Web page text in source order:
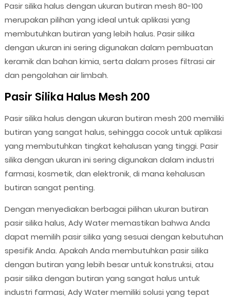
Pasir silika halus dengan ukuran butiran mesh 80-100
merupakan pilihan yang ideal untuk aplikasi yang
membutuhkan butiran yang lebih halus. Pasir silika
dengan ukuran ini sering digunakan dalam pembuatan
keramik dan bahan kimia, serta dalam proses filtrasi air
dan pengolahan air limbah.
Pasir Silika Halus Mesh 200
Pasir silika halus dengan ukuran butiran mesh 200 memiliki
butiran yang sangat halus, sehingga cocok untuk aplikasi
yang membutuhkan tingkat kehalusan yang tinggi. Pasir
silika dengan ukuran ini sering digunakan dalam industri
farmasi, kosmetik, dan elektronik, di mana kehalusan
butiran sangat penting.
Dengan menyediakan berbagai pilihan ukuran butiran
pasir silika halus, Ady Water memastikan bahwa Anda
dapat memilih pasir silika yang sesuai dengan kebutuhan
spesifik Anda. Apakah Anda membutuhkan pasir silika
dengan butiran yang lebih besar untuk konstruksi, atau
pasir silika dengan butiran yang sangat halus untuk
industri farmasi, Ady Water memiliki solusi yang tepat